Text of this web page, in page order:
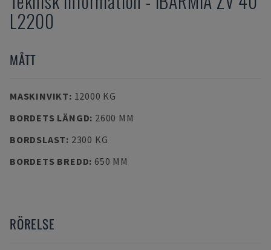
L2200
MÅTT
MASKINVIKT: 12000 KG
BORDETS LÄNGD: 2600 MM
BORDSLAST: 2300 KG
BORDETS BREDD: 650 MM
RÖRELSE